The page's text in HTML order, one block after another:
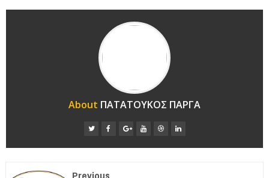
About ΠΑΤΑΤΟΥΚΟΣ ΠΑΡΓΑ